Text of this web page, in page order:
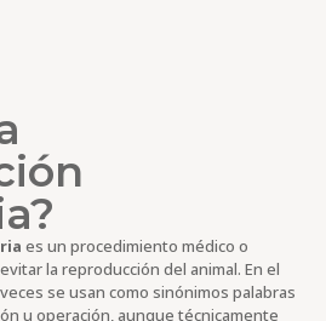
es un procedimiento médico o
la reproducción del animal. En el
se usan como sinónimos palabras
u operación, aunque técnicamente